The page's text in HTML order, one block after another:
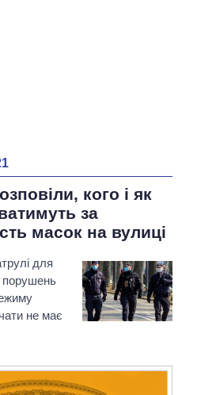
кого і як
за
масок на вулиці
для
порушень
не має